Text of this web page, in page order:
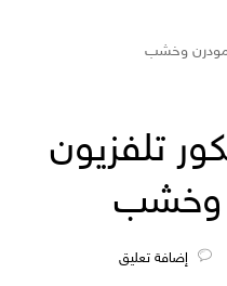
مودرن وخشب
تلفزيون
وخشب